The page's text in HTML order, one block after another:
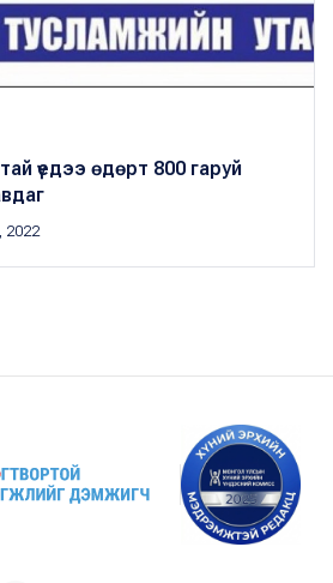
үедээ өдөрт 800 гаруй
2022